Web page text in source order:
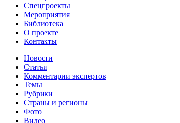
Спецпроекты
Мероприятия
Библиотека
О проекте
Контакты
Новости
Статьи
Комментарии экспертов
Темы
Рубрики
Страны и регионы
Фото
Видео